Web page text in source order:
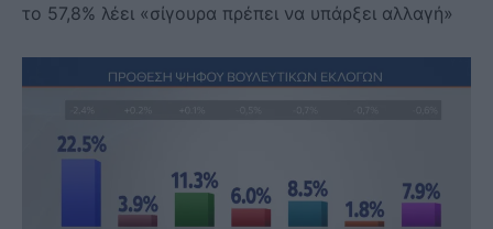
το 57,8% λέει «σίγουρα πρέπει να υπάρξει αλλαγή»